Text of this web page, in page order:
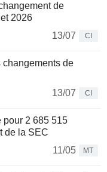
de
2026
13/07
CI
changements de
13/07
CI
pour 2 685 515
de la SEC
11/05
MT